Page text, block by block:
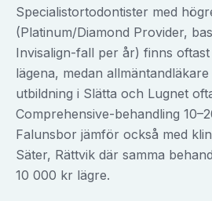
Specialistortodontister med
(Platinum/Diamond Provider,
Invisalign-fall per år) finns
lägena, medan
utbildning i Slätta och Lugnet
Comprehensive-behandling
Falunsbor jämför också med
Säter, Rättvik där samma
10 000 kr lägre.